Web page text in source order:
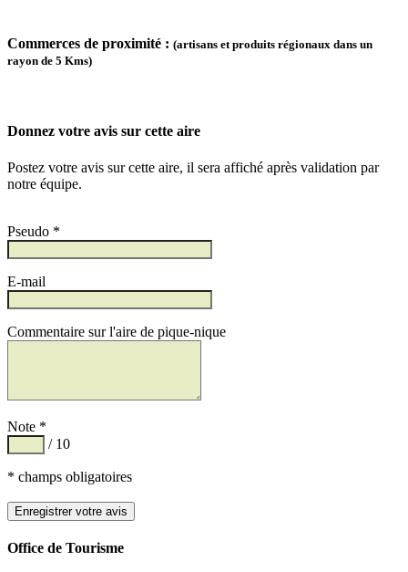
Commerces de proximité : (artisans et produits régionaux dans un
rayon de 5 Kms)
Donnez votre avis sur cette aire
Postez votre avis sur cette aire, il sera affiché après validation par
notre équipe.
Pseudo *
E-mail
Commentaire sur l'aire de pique-nique
Note *
/ 10
* champs obligatoires
Office de Tourisme